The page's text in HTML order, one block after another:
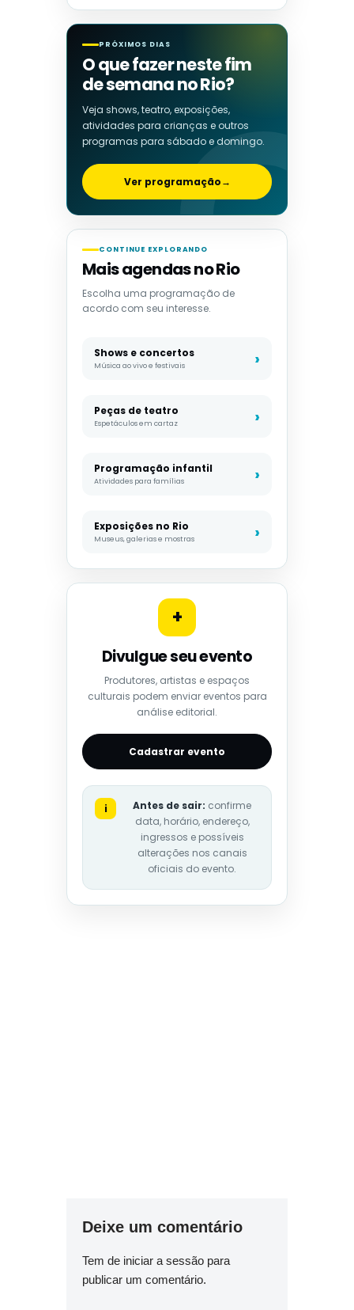
PRÓXIMOS DIAS
O que fazer neste fim
de semana no Rio?
Veja shows, teatro, exposições,
atividades para crianças e outros
programas para sábado e domingo.
Ver programação→
CONTINUE EXPLORANDO
Mais agendas no Rio
Escolha uma programação de
acordo com seu interesse.
Shows e concertos
Música ao vivo e festivais
Peças de teatro
Espetáculos em cartaz
Programação infantil
Atividades para famílias
Exposições no Rio
Museus, galerias e mostras
+
Divulgue seu evento
Produtores, artistas e espaços
culturais podem enviar eventos para
análise editorial.
Cadastrar evento
i Antes de sair: confirme
data, horário, endereço,
ingressos e possíveis
alterações nos canais
oficiais do evento.
Deixe um comentário
Tem de iniciar a sessão para
publicar um comentário.